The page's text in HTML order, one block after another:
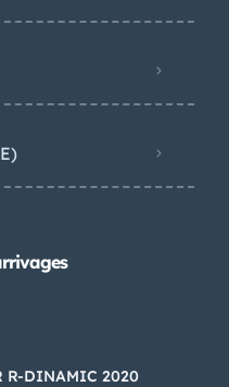
R-DINAMIC 2020